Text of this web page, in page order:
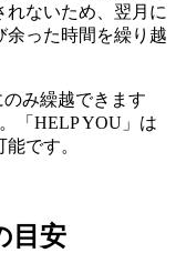
れないため、翌月に
余った時間を繰り越
のみ繰越できます
「HELP YOU」は
です。
目安